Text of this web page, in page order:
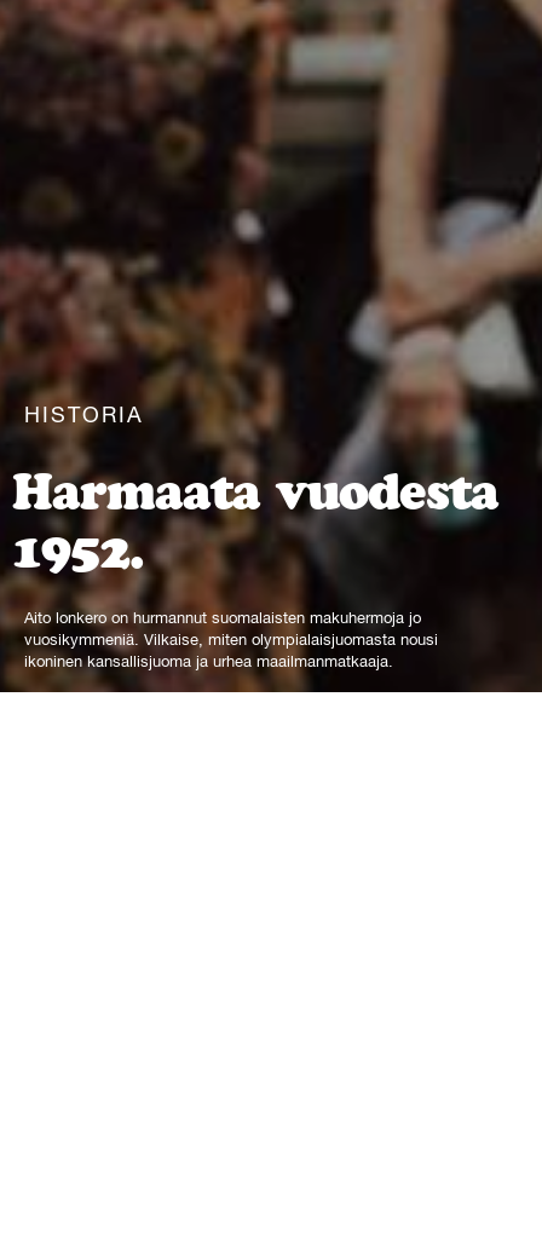
HISTORIA
Harmaata vuodesta
1952.
Aito lonkero on hurmannut suomalaisten makuhermoja jo
vuosikymmeniä. Vilkaise, miten olympialaisjuomasta nousi
ikoninen kansallisjuoma ja urhea maailmanmatkaaja.